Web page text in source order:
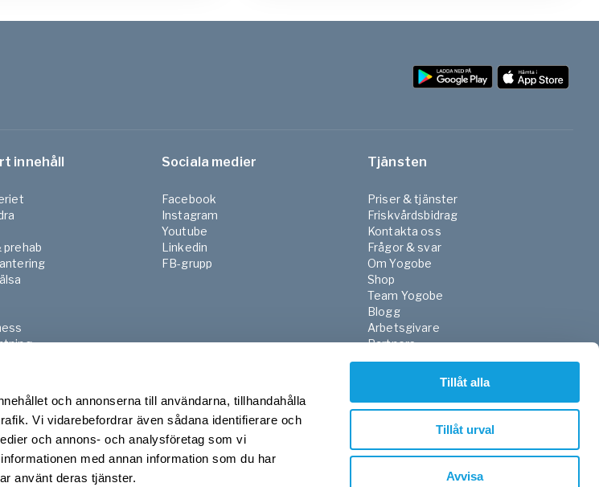
och annonserna till användarna, tillhandahålla
Vi vidarebefordrar även sådana identifierare och
och annons- och analysföretag som vi
med annan information som du har
använt deras tjänster.
Tillåt alla
Tillåt urval
Avvisa
innehåll
prehab
kvällsrutiner
Sociala medier
Facebook
Instagram
Youtube
Linkedin
FB-grupp
Tjänsten
Priser & tjänster
Friskvårdsbidrag
Kontakta oss
Frågor & svar
Om Yogobe
Shop
Team Yogobe
Blogg
Arbetsgivare
Partners
NGO
Sjukvården
Villkor